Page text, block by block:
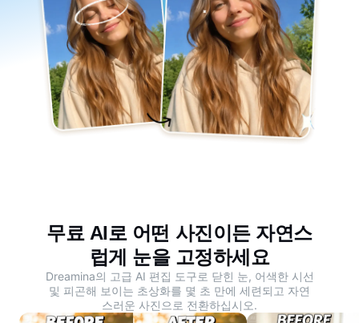
무료 AI로 어떤 사진이든 자연스
럽게 눈을 고정하세요
Dreamina의 고급 AI 편집 도구로 닫힌 눈, 어색한 시선
및 피곤해 보이는 초상화를 몇 초 만에 세련되고 자연
스러운 사진으로 전환하십시오.